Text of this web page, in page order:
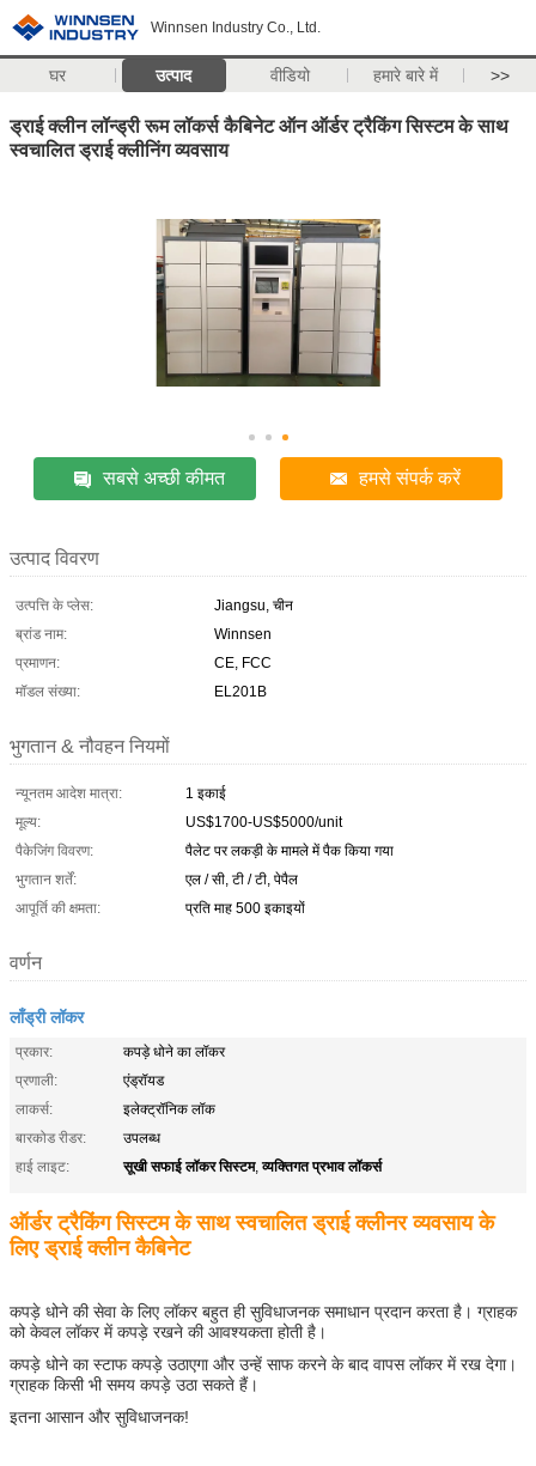
Winnsen Industry Co., Ltd.
घर उत्पाद वीडियो हमारे बारे में >>
ड्राई क्लीन लॉन्ड्री रूम लॉकर्स कैबिनेट ऑन ऑर्डर ट्रैकिंग सिस्टम के साथ
स्वचालित ड्राई क्लीनिंग व्यवसाय
सबसे अच्छी कीमत हमसे संपर्क करें
उत्पाद विवरण
उत्पत्ति के प्लेस:
Jiangsu, चीन
ब्रांड नाम:
Winnsen
प्रमाणन:
CE, FCC
मॉडल संख्या:
EL201B
भुगतान & नौवहन नियमों
न्यूनतम आदेश मात्रा:
1 इकाई
मूल्य:
US$1700-US$5000/unit
पैकेजिंग विवरण:
पैलेट पर लकड़ी के मामले में पैक किया गया
भुगतान शर्तें:
एल / सी, टी / टी, पेपैल
आपूर्ति की क्षमता:
प्रति माह 500 इकाइयों
वर्णन
लाँड्री लॉकर
प्रकार:
कपड़े धोने का लॉकर
प्रणाली:
एंड्रॉयड
लाकर्स:
इलेक्ट्रॉनिक लॉक
बारकोड रीडर:
उपलब्ध
हाई लाइट:
सूखी सफाई लॉकर सिस्टम,व्यक्तिगत प्रभाव लॉकर्स
ऑर्डर ट्रैकिंग सिस्टम के साथ स्वचालित ड्राई क्लीनर व्यवसाय के
लिए ड्राई क्लीन कैबिनेट
कपड़े धोने की सेवा के लिए लॉकर बहुत ही सुविधाजनक समाधान प्रदान करता है। ग्राहक
को केवल लॉकर में कपड़े रखने की आवश्यकता होती है।
कपड़े धोने का स्टाफ कपड़े उठाएगा और उन्हें साफ करने के बाद वापस लॉकर में रख देगा।
ग्राहक किसी भी समय कपड़े उठा सकते हैं।
इतना आसान और सुविधाजनक!